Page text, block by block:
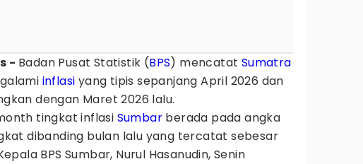
- Badan Pusat Statistik (BPS) mencatat Sumatra
inflasi yang tipis sepanjang April 2026 dan
dengan Maret 2026 lalu.
tingkat inflasi Sumbar berada pada angka
dibanding bulan lalu yang tercatat sebesar
BPS Sumbar, Nurul Hasanudin, Senin